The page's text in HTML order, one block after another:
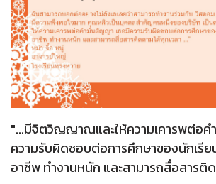
"...มีจิตวิญญาณและให้ความเคารพต่อ
ความรับผิดชอบต่อการศึกษาของนักเรีย
อาชีพ ทำงานหนัก และสามารถสื่อสารติ